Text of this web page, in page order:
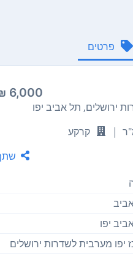
פרטים
6,000 ₪
ירושלים, תל אביב יפו
|
קרקע
יפו
יפו מערבית לשדרות ירושלים